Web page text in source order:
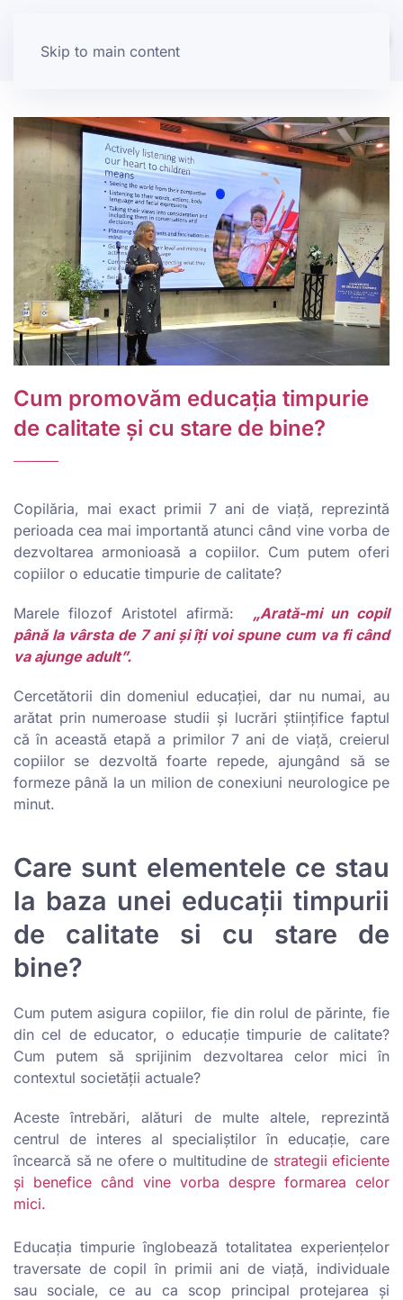
Skip to main content
Cum promovăm educaţia timpurie
de calitate şi cu stare de bine?
Copilăria, mai exact primii 7 ani de viaţă, reprezintă
perioada cea mai importantă atunci când vine vorba de
dezvoltarea armonioasă a copiilor. Cum putem oferi
copiilor o educatie timpurie de calitate?
Marele filozof Aristotel afirmă:
„Arată-mi un copil
până la vârsta de 7 ani și îți voi spune cum va fi când
va ajunge adult”.
Cercetătorii din domeniul educației, dar nu numai, au
arătat prin numeroase studii și lucrări științifice faptul
că în această etapă a primilor 7 ani de viață, creierul
copiilor se dezvoltă foarte repede, ajungând să se
formeze până la un milion de conexiuni neurologice pe
minut.
Care sunt elementele ce stau
la baza unei educații timpurii
de calitate si cu stare de
bine?
Cum putem asigura copiilor, fie din rolul de părinte, fie
din cel de educator, o educație timpurie de calitate?
Cum putem să sprijinim dezvoltarea celor mici în
contextul societății actuale?
Aceste întrebări, alături de multe altele, reprezintă
centrul de interes al specialiștilor în educație, care
încearcă să ne ofere o multitudine de strategii eficiente
și benefice când vine vorba despre formarea celor
mici.
Educația timpurie înglobează totalitatea experiențelor
traversate de copil în primii ani de viață, individuale
sau sociale, ce au ca scop principal protejarea și